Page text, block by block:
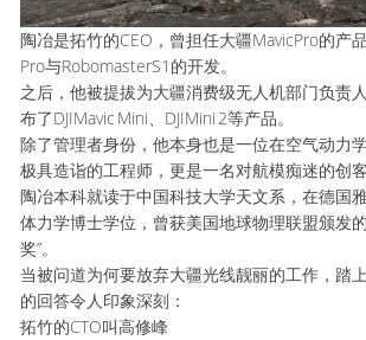
陶冶是拓竹的CEO，曾担任大疆MavicPro的产
Pro与RobomasterS1的开发。
之后，他被提拔为大疆消费级无人机部门负责
布了DJIMavic Mini、DJIMini 2等产品。
除了管理者身份，他本身也是一位在空气动力
极具造诣的工程师，更是一名对航模痴迷的创客
陶冶本科就读于中国科技大学天文系，在德国
体力学博士学位，曾获美国地球物理联盟颁发
奖”。
当被问道为何要放弃大疆光线靓丽的工作，踏
的回答令人印象深刻：
拓竹的CTO叫高修峰